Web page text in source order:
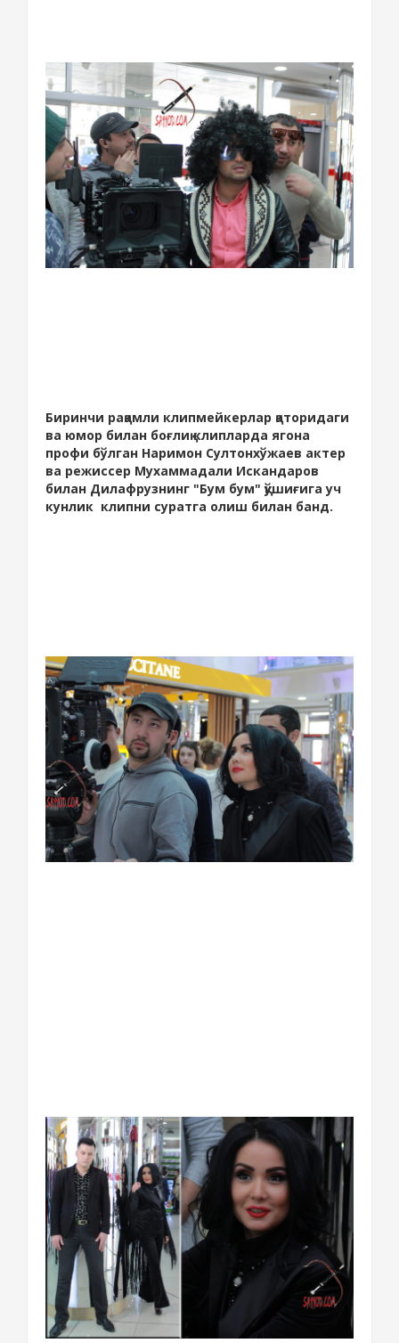
Биринчи рақамли клипмейкерлар қаторидаги
ва юмор билан боғлиқ клипларда ягона
профи бўлган Наримон Султонхўжаев актер
ва режиссер Мухаммадали Искандаров
билан Дилафрузнинг "Бум бум" қўшиғига уч
кунлик клипни суратга олиш билан банд.